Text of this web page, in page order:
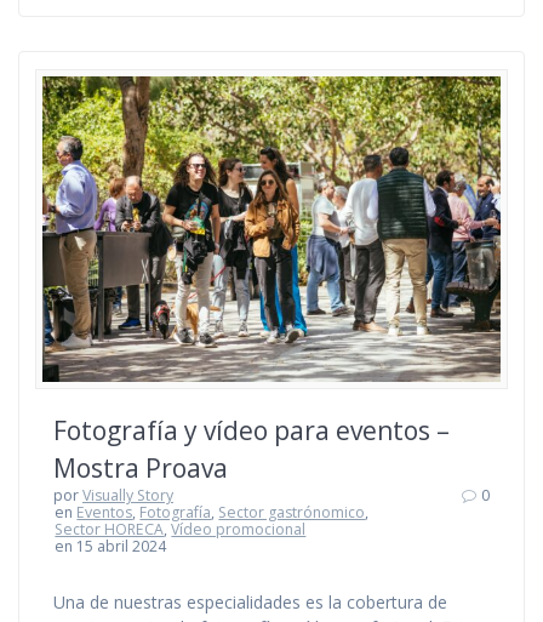
Fotografía y vídeo para eventos –
Mostra Proava
porVisually Story
en Eventos, Fotografía, Sector gastrónomico,
Sector HORECA,Vídeo promocional
en 15 abril 2024
0
Una de nuestras especialidades es la cobertura de